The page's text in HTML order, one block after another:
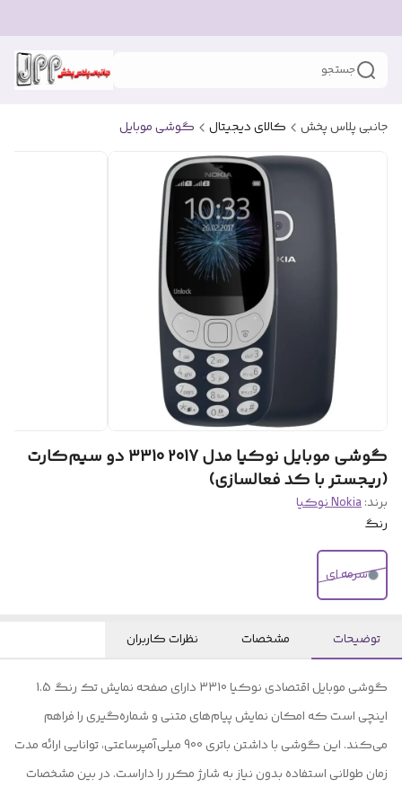
جستجو
جانبی پلاس پخش کالای دیجیتال گوشی موبایل
گوشی موبایل نوکیا مدل 2017 3310 دو سیم‌کارت
(ریجستر با کد فعالسازی)
برند:Nokia نوکیا
رنگ
سرمه ای
توضیحات مشخصات نظرات کاربران
گوشی موبایل اقتصادی نوکیا 3310 دارای صفحه نمایش تک رنگ 1.5
اینچی است که امکان نمایش پیام‌های متنی و شماره‌گیری را فراهم
می‌کند. این گوشی با داشتن باتری 900 میلی‌آمپرساعتی، توانایی ارائه مدت
زمان طولانی استفاده بدون نیاز به شارژ مکرر را داراست. در بین مشخصات